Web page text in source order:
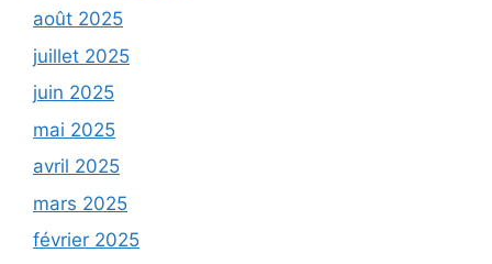
août 2025
juillet 2025
juin 2025
mai 2025
avril 2025
mars 2025
février 2025